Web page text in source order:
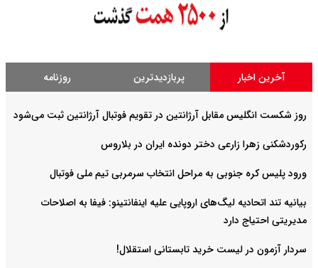
آخرین اخبار پربازدیدترین روزنامه
روز شکست انگلیس مقابل آرژانتین در تقویم فوتبال آرژانتین ثبت می‌شود
رکوردشکنی زهرا زارعی دختر دونده ایران در بلاروس
ورود پلیس کره جنوبی به مراحل انتخاب سرمربی تیم ملی فوتبال
بیانیه تند اتحادیه لیگ‌های اروپایی علیه اینفانتینو: فیفا به اصلاحات
مدیریتی احتیاج دارد
سردار آزمون در لیست خرید تابستانی استقلال!